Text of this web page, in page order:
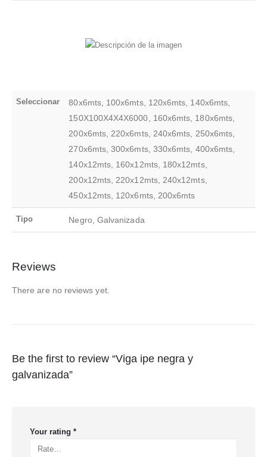
Seleccionar
80x6mts, 100x6mts, 120x6mts, 140x6mts,
150X100X4X4X6000, 160x6mts, 180x6mts,
200x6mts, 220x6mts, 240x6mts, 250x6mts,
270x6mts, 300x6mts, 330x6mts, 400x6mts,
140x12mts, 160x12mts, 180x12mts,
200x12mts, 220x12mts, 240x12mts,
450x12mts, 120x6mts, 200x6mts
Tipo Negro, Galvanizada
Reviews
There are no reviews yet.
Be the first to review “Viga ipe negra y
galvanizada”
Your rating *